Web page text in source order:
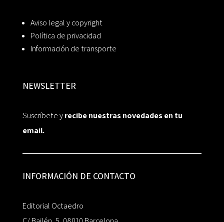
Aviso legal y copyright
Política de privacidad
Información de transporte
NEWSLETTER
Suscríbete yrecibe nuestras novedades en tu
email.
INFORMACIÓN DE CONTACTO
Editorial Octaedro